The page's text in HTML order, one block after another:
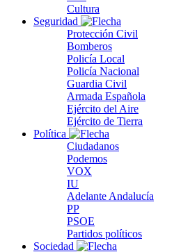
Cultura
Seguridad
Protección Civil
Bomberos
Policía Local
Policía Nacional
Guardia Civil
Armada Española
Ejército del Aire
Ejército de Tierra
Política
Ciudadanos
Podemos
VOX
IU
Adelante Andalucía
PP
PSOE
Partidos políticos
Sociedad